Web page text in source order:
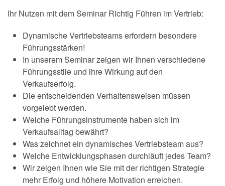
Ihr Nutzen mit dem Seminar Richtig Führen im Vertrieb:
Dynamische Vertriebsteams erfordern besondere
Führungsstärken!
In unserem Seminar zeigen wir Ihnen verschiedene
Führungsstile und ihre Wirkung auf den
Verkaufserfolg.
Die entscheidenden Verhaltensweisen müssen
vorgelebt werden.
Welche Führungsinstrumente haben sich im
Verkaufsalltag bewährt?
Was zeichnet ein dynamisches Vertriebsteam aus?
Welche Entwicklungsphasen durchläuft jedes Team?
Wir zeigen Ihnen wie Sie mit der richtigen Strategie
mehr Erfolg und höhere Motivation erreichen.